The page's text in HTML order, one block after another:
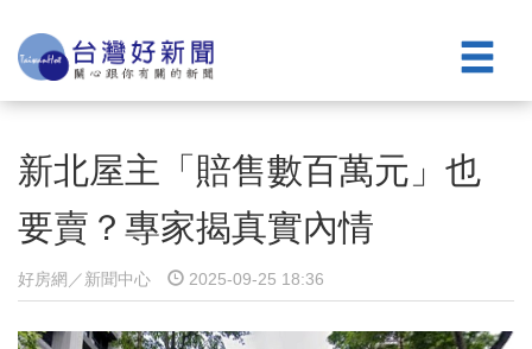
新北屋主「賠售數百萬元」也
要賣？專家揭真實內情
好房網／新聞中心 2025-09-25 18:36